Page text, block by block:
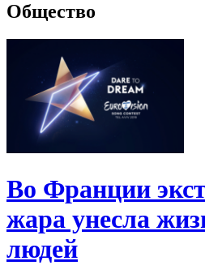
Общество
Во Франции
жара унесла
людей